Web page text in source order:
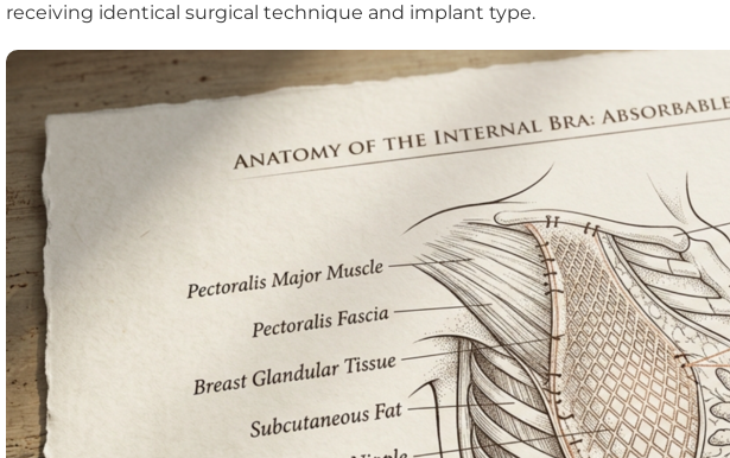
receiving identical surgical technique and implant type.